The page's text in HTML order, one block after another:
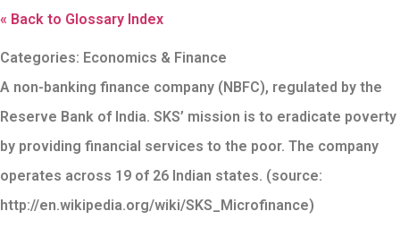
« Back to Glossary Index
Categories: Economics & Finance
A non-banking finance company (NBFC), regulated by the
Reserve Bank of India. SKS’ mission is to eradicate poverty
by providing financial services to the poor. The company
operates across 19 of 26 Indian states. (source:
http://en.wikipedia.org/wiki/SKS_Microfinance)